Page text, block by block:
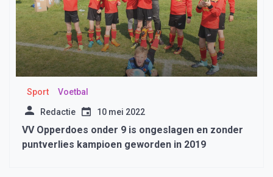
Sport Voetbal
Redactie 10 mei 2022
VV Opperdoes onder 9 is ongeslagen en zonder
puntverlies kampioen geworden in 2019